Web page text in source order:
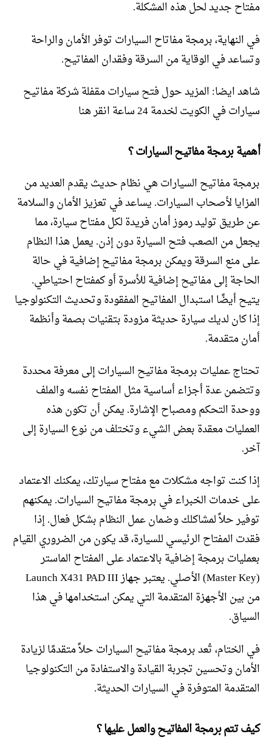
مفتاح جديد لحل هذه المشكلة.
في النهاية، برمجة مفاتاح السيارات توفر الأمان والراحة
وتساعد في الوقاية من السرقة وفقدان المفاتيح.
شاهد ايضا: المزيد حول فتح سيارات مقفلة شركة مفاتيح
سيارات في الكويت لخدمة 24 ساعة انقر هنا
أهمية برمجة مفاتيح السيارات ؟
برمجة مفاتيح السيارات هي نظام حديث يقدم العديد من
المزايا لأصحاب السيارات. يساعد في تعزيز الأمان والسلامة
عن طريق توليد رموز أمان فريدة لكل مفتاح سيارة، مما
يجعل من الصعب فتح السيارة دون إذن. يعمل هذا النظام
على منع السرقة ويمكن برمجة مفاتيح إضافية في حالة
الحاجة إلى مفاتيح إضافية للأسرة أو كمفتاح احتياطي.
يتيح أيضًا استبدال المفاتيح المفقودة وتحديث التكنولوجيا
إذا كان لديك سيارة حديثة مزودة بتقنيات بصمة وأنظمة
أمان متقدمة.
تحتاج عمليات برمجة مفاتيح السيارات إلى معرفة محددة
وتتضمن عدة أجزاء أساسية مثل المفتاح نفسه والملف
ووحدة التحكم ومصباح الإشارة. يمكن أن تكون هذه
العمليات معقدة بعض الشيء وتختلف من نوع السيارة إلى
آخر.
إذا كنت تواجه مشكلات مع مفتاح سيارتك، يمكنك الاعتماد
على خدمات الخبراء في برمجة مفاتيح السيارات. يمكنهم
توفير حلاً لمشاكلك وضمان عمل النظام بشكل فعال. إذا
فقدت المفتاح الرئيسي للسيارة، قد يكون من الضروري القيام
بعمليات برمجة إضافية بالاعتماد على المفتاح الماستر
(Master Key) الأصلي. يعتبر جهاز Launch X431 PAD III
من بين الأجهزة المتقدمة التي يمكن استخدامها في هذا
السياق.
في الختام، تُعد برمجة مفاتيح السيارات حلاً متقدمًا لزيادة
الأمان وتحسين تجربة القيادة والاستفادة من التكنولوجيا
المتقدمة المتوفرة في السيارات الحديثة.
كيف تتم برمجة المفاتيح والعمل عليها ؟